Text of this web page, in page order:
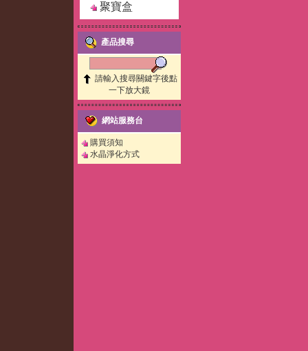
聚寶盒
產品搜尋
請輸入搜尋關鍵字後點
一下放大鏡
網站服務台
購買須知
水晶淨化方式